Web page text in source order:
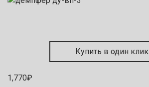
Купить в один клик
1,770₽